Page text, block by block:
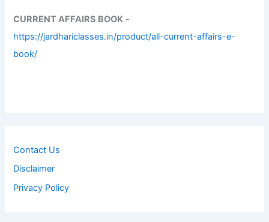
CURRENT AFFAIRS BOOK -
https://jardhariclasses.in/product/all-current-affairs-e-
book/
Contact Us
Disclaimer
Privacy Policy